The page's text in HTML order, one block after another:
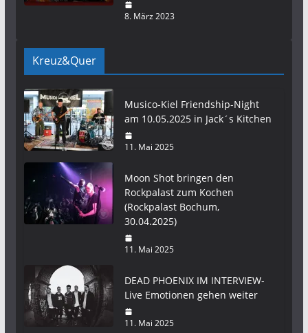
8. März 2023
Kreuz&Quer
Musico-Kiel Friendship-Night
am 10.05.2025 in Jack´s Kitchen
11. Mai 2025
Moon Shot bringen den
Rockpalast zum Kochen
(Rockpalast Bochum,
30.04.2025)
11. Mai 2025
DEAD PHOENIX IM INTERVIEW-
Live Emotionen gehen weiter
11. Mai 2025